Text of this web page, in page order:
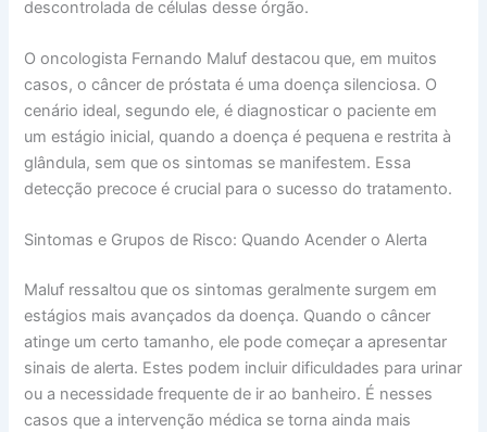
descontrolada de células desse órgão.
O oncologista Fernando Maluf destacou que, em muitos
casos, o câncer de próstata é uma doença silenciosa. O
cenário ideal, segundo ele, é diagnosticar o paciente em
um estágio inicial, quando a doença é pequena e restrita à
glândula, sem que os sintomas se manifestem. Essa
detecção precoce é crucial para o sucesso do tratamento.
Sintomas e Grupos de Risco: Quando Acender o Alerta
Maluf ressaltou que os sintomas geralmente surgem em
estágios mais avançados da doença. Quando o câncer
atinge um certo tamanho, ele pode começar a apresentar
sinais de alerta. Estes podem incluir dificuldades para urinar
ou a necessidade frequente de ir ao banheiro. É nesses
casos que a intervenção médica se torna ainda mais